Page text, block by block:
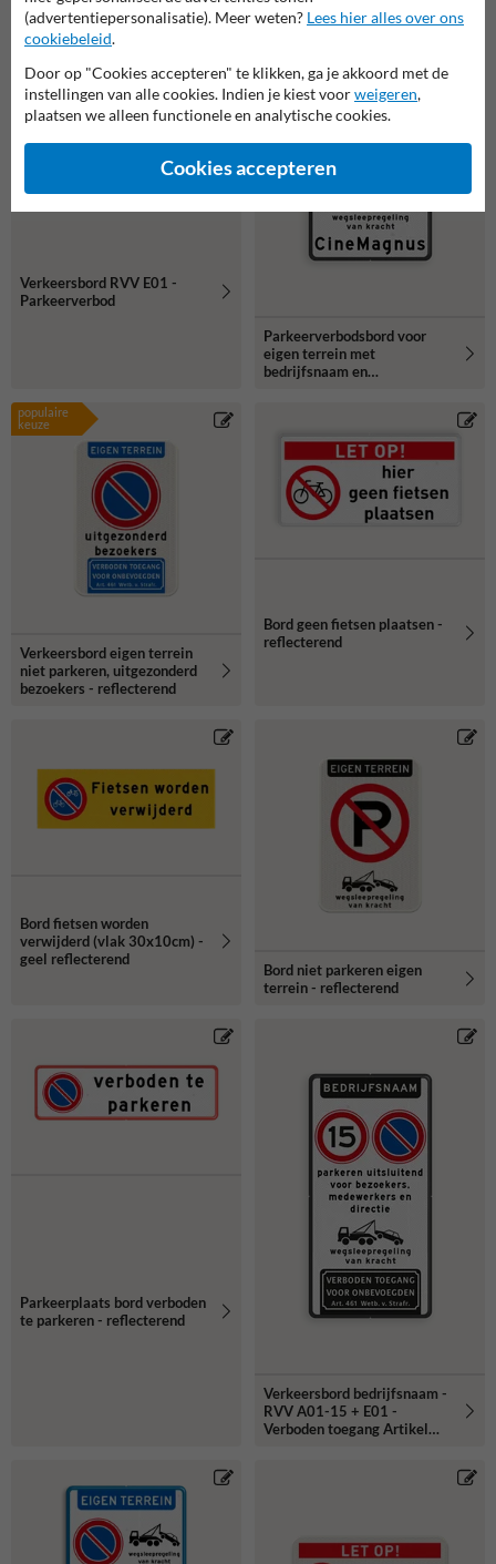
Verkeersbord RVV E01 -
Parkeerverbod
Parkeerverbodsbord voor
eigen terrein met
bedrijfsnaam en
populaire
keuze
Verkeersbord eigen terrein
niet parkeren, uitgezonderd
bezoekers - reflecterend
Bord geen fietsen plaatsen -
reflecterend
Bord fietsen worden
verwijderd (vlak 30x10cm) -
geel reflecterend
Bord niet parkeren eigen
terrein - reflecterend
Parkeerplaats bord verboden
te parkeren - reflecterend
Verkeersbord bedrijfsnaam -
RVV A01-15 + E01 -
Verboden toegang Artikel
(advertentiepersonalisatie). Meer weten? Lees hier alles over ons
cookiebeleid.
Door op "Cookies accepteren" te klikken, ga je akkoord met de
instellingen van alle cookies. Indien je kiest voorweigeren,
plaatsen we alleen functionele en analytische cookies.
Cookies accepteren